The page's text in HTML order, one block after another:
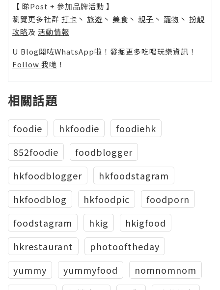
【 睇Post + 參加品牌活動 】
瀏覽更多社群 打卡 丶 旅遊 丶 美食 丶 親子 丶 寵物 丶 扮靚
攻略及 活動情報
U Blog開咗WhatsApp啦！發掘更多吃喝玩樂資訊！
Follow 我哋 ！
相關話題
foodie hkfoodie
foodiehk
852foodie
foodblogger
hkfoodblogger
hkfoodstagram
hkfoodblog
hkfoodpic
foodporn
foodstagram
hkig
hkigfood
hkrestaurant
photooftheday
yummy
yummyfood
nomnomnom